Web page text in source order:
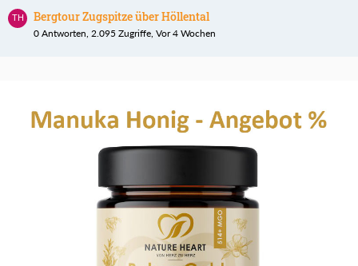
Bergtour Zugspitze über Höllental
0 Antworten, 2.095 Zugriffe, Vor 4 Wochen